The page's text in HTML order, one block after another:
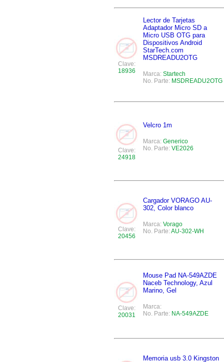
Clave:
18936
Lector de Tarjetas
Adaptador Micro SD a
Micro USB OTG para
Dispositivos Android
StarTech.com
MSDREADU2OTG
Marca: Startech
No. Parte: MSDREADU2OTG
Clave:
24918
Velcro 1m
Marca: Generico
No. Parte: VE2026
Clave:
20456
Cargador VORAGO AU-
302, Color blanco
Marca: Vorago
No. Parte:AU-302-WH
Clave:
20031
Mouse Pad NA-549AZDE
Naceb Technology, Azul
Marino, Gel
Marca:
No. Parte: NA-549AZDE
Memoria usb 3.0 Kingston